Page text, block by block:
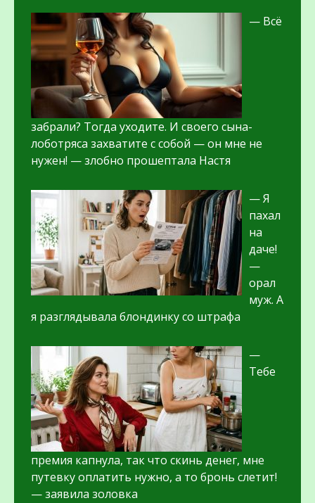
— Всё
забрали? Тогда уходите. И своего сына-
лоботряса захватите с собой — он мне не
нужен! — злобно прошептала Настя
— Я
пахал
на
даче!
—
орал
муж. А
я разглядывала блондинку со штрафа
—
Тебе
премия капнула, так что скинь денег, мне
путевку оплатить нужно, а то бронь слетит!
— заявила золовка